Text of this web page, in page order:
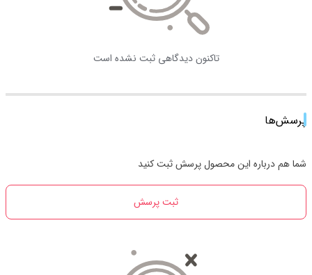
تاکنون دیدگاهی ثبت نشده است
پرسش‌ها
شما هم درباره این محصول پرسش ثبت کنید
ثبت پرسش